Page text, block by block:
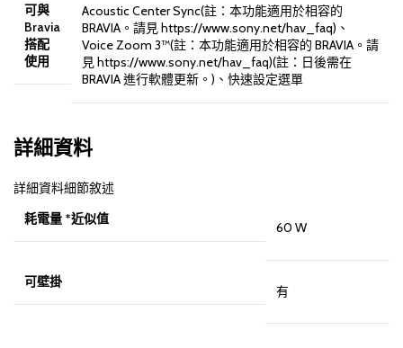
可與
Bravia
搭配
使用
Acoustic Center Sync(註：本功能適用於相容的
BRAVIA。請見 https://www.sony.net/hav_faq)、
Voice Zoom 3™(註：本功能適用於相容的 BRAVIA。請
見 https://www.sony.net/hav_faq)(註：日後需在
BRAVIA 進行軟體更新。)、快速設定選單
詳細資料
詳細資料細節敘述
耗電量 *近似值
60 W
可壁掛
有